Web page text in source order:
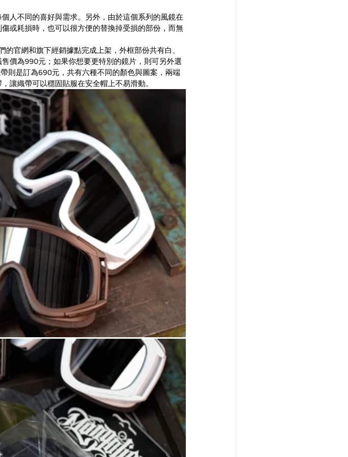
人不同的喜好與需求。另外，由於這個系列的風鏡在
或耗損時，也可以很方便的替換掉受損的部份，而無
的官網和旗下經銷據點完成上架，外框部份共有白、
價為990元；如果你想要更特別的鏡片，則可另外選
則是訂為690元，共有六種不同的顏色與圖案，兩端
讓織帶可以穩固貼服在安全帽上不易滑動。